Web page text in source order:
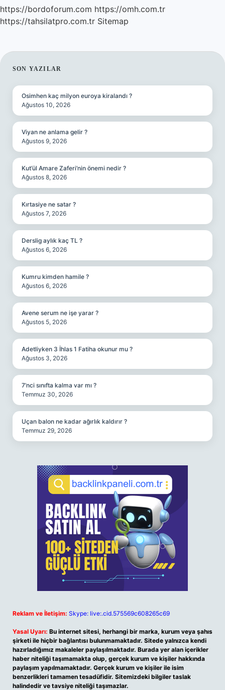
https://bordoforum.com https://omh.com.tr
https://tahsilatpro.com.tr Sitemap
SIDEBAR
SON YAZILAR
Osimhen kaç milyon euroya kiralandı ?
Ağustos 10, 2026
Viyan ne anlama gelir ?
Ağustos 9, 2026
Kut’ül Amare Zaferi’nin önemi nedir ?
Ağustos 8, 2026
Kırtasiye ne satar ?
Ağustos 7, 2026
Derslig aylık kaç TL ?
Ağustos 6, 2026
Kumru kimden hamile ?
Ağustos 6, 2026
Avene serum ne işe yarar ?
Ağustos 5, 2026
Adetliyken 3 İhlas 1 Fatiha okunur mu ?
Ağustos 3, 2026
7’nci sınıfta kalma var mı ?
Temmuz 30, 2026
Uçan balon ne kadar ağırlık kaldırır ?
Temmuz 29, 2026
Reklam ve İletişim: Skype: live:.cid.575569c608265c69
Yasal Uyarı: Bu internet sitesi, herhangi bir marka, kurum veya şahıs
şirketi ile hiçbir bağlantısı bulunmamaktadır. Sitede yalnızca kendi
hazırladığımız makaleler paylaşılmaktadır. Burada yer alan içerikler
haber niteliği taşımamakta olup, gerçek kurum ve kişiler hakkında
paylaşım yapılmamaktadır. Gerçek kurum ve kişiler ile isim
benzerlikleri tamamen tesadüfidir. Sitemizdeki bilgiler taslak
halindedir ve tavsiye niteliği taşımazlar.